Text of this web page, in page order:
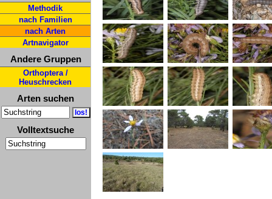
Methodik
nach Familien
nach Arten
Artnavigator
Andere Gruppen
Orthoptera /
Heuschrecken
Arten suchen
Volltextsuche